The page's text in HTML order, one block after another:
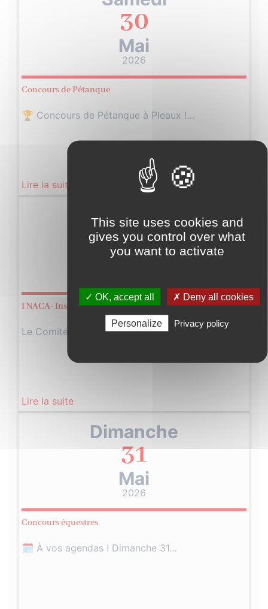
30
Mai
2026
Concours de Pétanque
🏆 Concours de Pétanque à Pleaux !…
Lire la suite
Samedi
30
Mai
FNACA- Inscription pour la sortie du 30 mai
Le Comité F.N.A.C.A. de Pleaux organise une…
Lire la suite
Dimanche
31
Mai
2026
Concours équestres
🗓️ À vos agendas ! Dimanche 31…
This site uses cookies and
gives you control over what
you want to activate
✓ OK, accept all ✗ Deny all cookies
Personalize Privacy policy